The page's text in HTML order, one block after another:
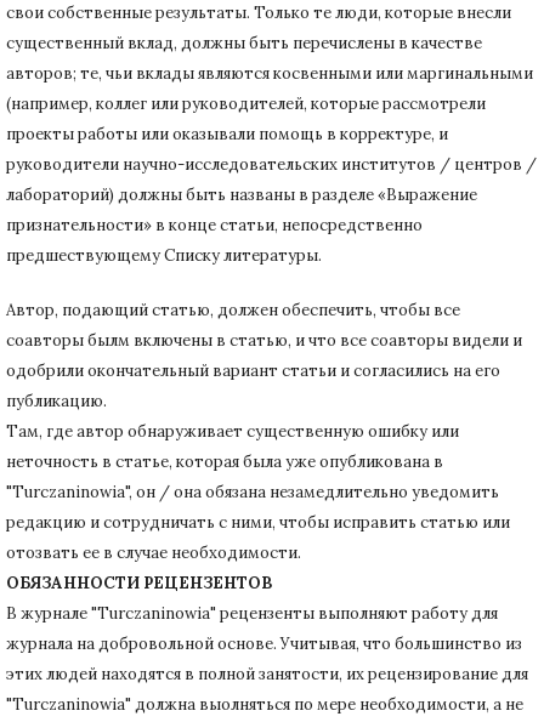
свои собственные результаты. Только те люди, которые внесли
существенный вклад, должны быть перечислены в качестве
авторов; те, чьи вклады являются косвенными или маргинальными
(например, коллег или руководителей, которые рассмотрели
проекты работы или оказывали помощь в корректуре, и
руководители научно-исследовательских институтов / центров /
лабораторий) должны быть названы в разделе «Выражение
признательности» в конце статьи, непосредственно
предшествующему Списку литературы.
Автор, подающий статью, должен обеспечить, чтобы все
соавторы былм включены в статью, и что все соавторы видели и
одобрили окончательный вариант статьи и согласились на его
публикацию.
Там, где автор обнаруживает существенную ошибку или
неточность в статье, которая была уже опубликована в
"Turczaninowia", он / она обязана незамедлительно уведомить
редакцию и сотрудничать с ними, чтобы исправить статью или
отозвать ее в случае необходимости.
ОБЯЗАННОСТИ РЕЦЕНЗЕНТОВ
В журнале "Turczaninowia" рецензенты выполняют работу для
журнала на добровольной основе.Учитывая, что большинство из
этих людей находятся в полной занятости, их рецензирование для
"Turczaninowia" должна выолняться по мере необходимости, а не